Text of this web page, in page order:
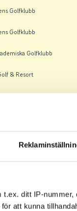
t.ex. ditt IP-
att kunna
Golfklubb
Golfklubb
Golfklubb
& Resort
Golfklubb